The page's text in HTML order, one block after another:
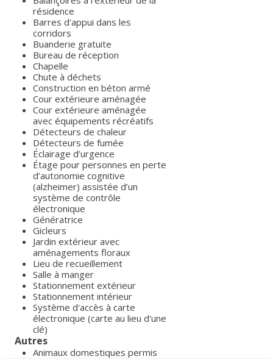
résidence
Barres d'appui dans les
corridors
Buanderie gratuite
Bureau de réception
Chapelle
Chute à déchets
Construction en béton armé
Cour extérieure aménagée
Cour extérieure aménagée
avec équipements récréatifs
Détecteurs de chaleur
Détecteurs de fumée
Éclairage d’urgence
Étage pour personnes en perte
d’autonomie cognitive
(alzheimer) assistée d’un
système de contrôle
électronique
Génératrice
Gicleurs
Jardin extérieur avec
aménagements floraux
Lieu de recueillement
Salle à manger
Stationnement extérieur
Stationnement intérieur
Système d'accès à carte
électronique (carte au lieu d'une
clé)
Autres
Animaux domestiques permis